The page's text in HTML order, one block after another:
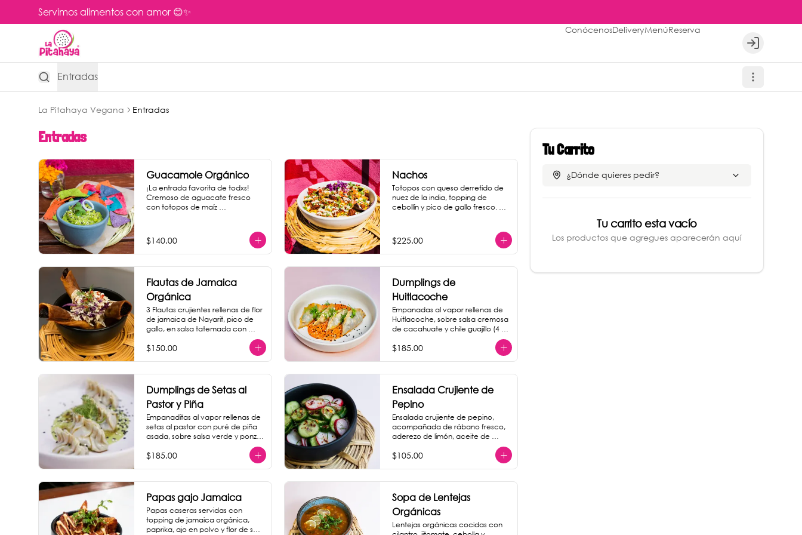
Servimos alimentos con amor 😊✨
ConócenosDeliveryMenúReserva
Login
Entradas
La Pitahaya Vegana Entradas
Entradas
Guacamole Orgánico
¡La entrada favorita de todxs!
Cremoso de aguacate fresco
con totopos de maíz
$140.00
Nachos
Totopos con queso derretido de
nuez de la india, topping de
cebollín y pico de gallo fresco.
como extra.
$225.00
Flautas de Jamaica
Orgánica
3 Flautas crujientes rellenas de flor
de jamaica de Nayarit, pico de
gallo, en salsa tatemada con
$150.00
Dumplings de
Huitlacoche
Empanadas al vapor rellenas de
Huitlacoche, sobre salsa cremosa
de cacahuate y chile guajillo (4
$185.00
Dumplings de Setas al
Pastor y Piña
Empanaditas al vapor rellenas de
setas al pastor con puré de piña
asada, sobre salsa verde y ponzu.
$185.00
Ensalada Crujiente de
Pepino
Ensalada crujiente de pepino,
acompañada de rábano fresco,
aderezo de limón, aceite de
$105.00
Papas gajo Jamaica
Papas caseras servidas con
topping de jamaica orgánica,
paprika, ajo en polvo y flor de sal
Sopa de Lentejas
Orgánicas
Lentejas orgánicas cocidas con
Tu Carrito
¿Dónde quieres pedir?
Tu carrito esta vacío
Los productos que agregues aparecerán aquí